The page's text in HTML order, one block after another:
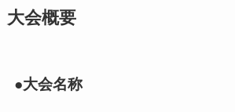
大会概要
●大会名称